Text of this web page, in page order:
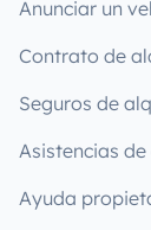
Anunciar un
Contrato de
Seguros de
Asistencias
Ayuda